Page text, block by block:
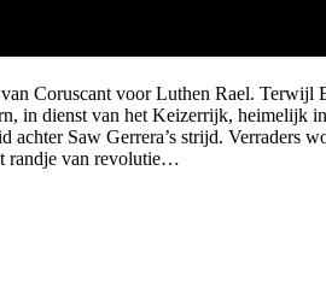
Coruscant voor Luthen Rael.
in dienst van het Keizerrijk, heimelijk
Saw Gerrera’s strijd. Verraders
randje van revolutie…